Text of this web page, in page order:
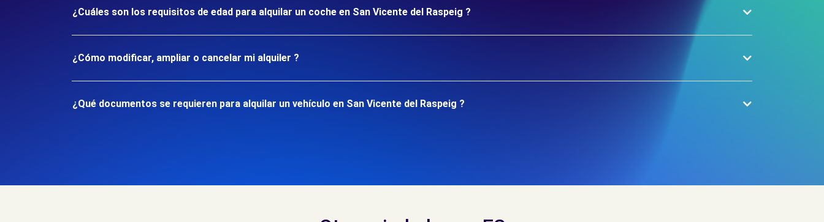
¿Cuáles son los requisitos de edad para alquilar un coche en San Vicente del Raspeig ?
¿Cómo modificar, ampliar o cancelar mi alquiler ?
¿Qué documentos se requieren para alquilar un vehículo en San Vicente del Raspeig ?